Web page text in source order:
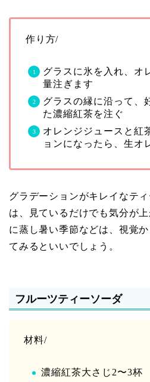
作り方/
グラスに氷を入れ、オ
量注ぎます
グラスの縁に沿って、
た濃縮紅茶を注ぐ
オレンジジュースと紅
ョンになったら、生オ
グラデーションがキレイなテ
は、見ているだけでも気分が
に蒸し暑い季節などは、視覚
てみるといいでしょう。
フルーツティーソーダ
材料/
濃縮紅茶大さじ2〜3杯